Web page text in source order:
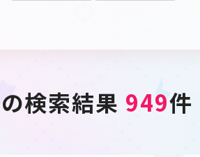
の検索結果 949件